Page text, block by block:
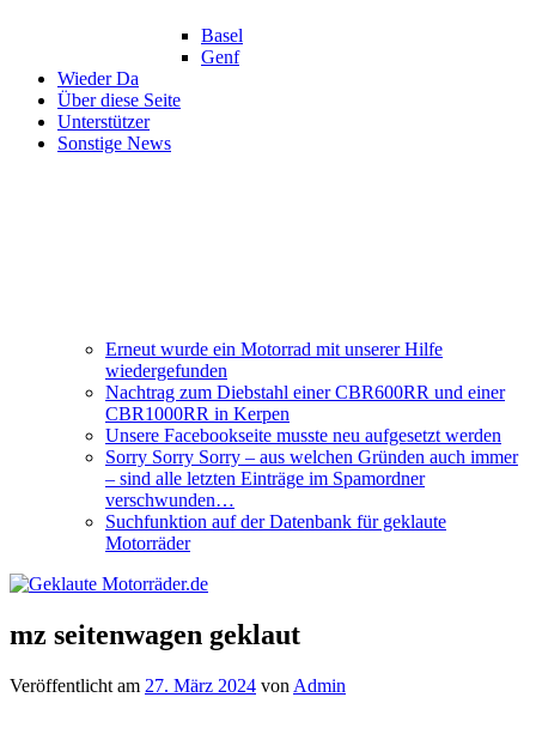
Basel
Genf
Wieder Da
Über diese Seite
Unterstützer
Sonstige News
Erneut wurde ein Motorrad mit unserer Hilfe
wiedergefunden
Nachtrag zum Diebstahl einer CBR600RR und einer
CBR1000RR in Kerpen
Unsere Facebookseite musste neu aufgesetzt werden
Sorry Sorry Sorry – aus welchen Gründen auch immer
– sind alle letzten Einträge im Spamordner
verschwunden…
Suchfunktion auf der Datenbank für geklaute
Motorräder
mz seitenwagen geklaut
Veröffentlicht am 27. März 2024 von Admin